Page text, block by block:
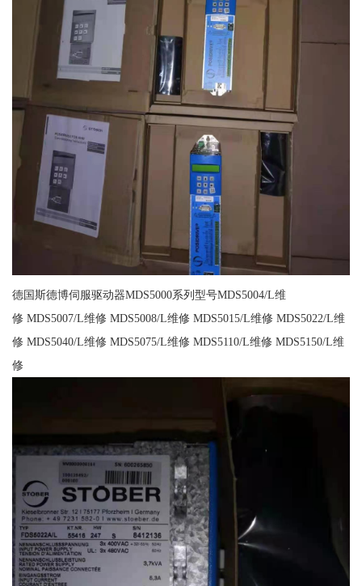
德国斯德博伺服驱动器MDS5000系列型号MDS5004/L维
修 MDS5007/L维修 MDS5008/L维修 MDS5015/L维修 MDS5022/L维
修 MDS5040/L维修 MDS5075/L维修 MDS5110/L维修 MDS5150/L维
修